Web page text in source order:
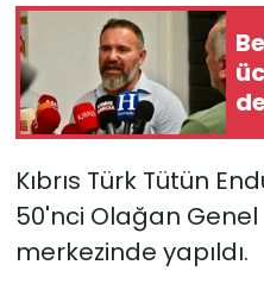
Kıbrıs Türk Tütün
50'nci Olağan
merkezinde yapıldı.
Spor
Teknoloji
TÜRKiYE
Video Galeri
YAŞAM